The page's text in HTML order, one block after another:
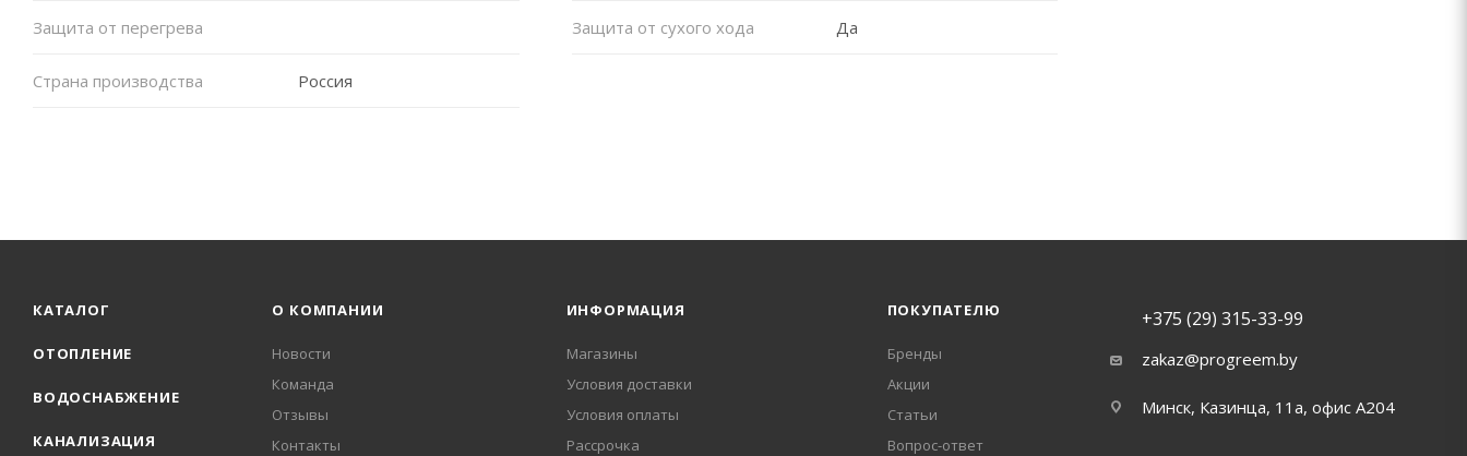
Защита от перегрева Защита от сухого хода Да
Страна производства Россия
КАТАЛОГ
ОТОПЛЕНИЕ
ВОДОСНАБЖЕНИЕ
КАНАЛИЗАЦИЯ
О КОМПАНИИ
Новости
Команда
Отзывы
Контакты
ИНФОРМАЦИЯ
Магазины
Условия доставки
Условия оплаты
Рассрочка
ПОКУПАТЕЛЮ
Бренды
Акции
Статьи
Вопрос-ответ
+375 (29) 315-33-99
zakaz@progreem.by
Минск, Казинца, 11а, офис А204